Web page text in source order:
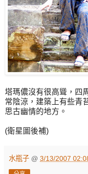
塔瑪儂沒有很高聳，四
常陰涼，建築上有些青
思古幽情的地方。
(衛星圖後補)
水瓶子 @ 3/13/2007